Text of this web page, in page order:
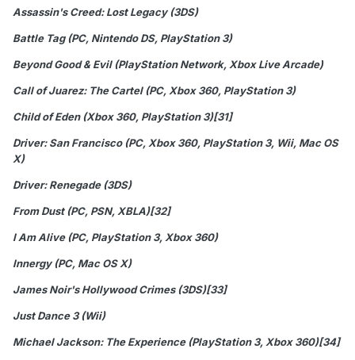
Assassin's Creed: Lost Legacy (3DS)
Battle Tag (PC, Nintendo DS, PlayStation 3)
Beyond Good & Evil (PlayStation Network, Xbox Live Arcade)
Call of Juarez: The Cartel (PC, Xbox 360, PlayStation 3)
Child of Eden (Xbox 360, PlayStation 3)[31]
Driver: San Francisco (PC, Xbox 360, PlayStation 3, Wii, Mac OS
X)
Driver: Renegade (3DS)
From Dust (PC, PSN, XBLA)[32]
I Am Alive (PC, PlayStation 3, Xbox 360)
Innergy (PC, Mac OS X)
James Noir's Hollywood Crimes (3DS)[33]
Just Dance 3 (Wii)
Michael Jackson: The Experience (PlayStation 3, Xbox 360)[34]